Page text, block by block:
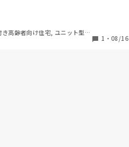
前のようにナース了解のもと介
やっぱりいけなかったんだ…で
きに今もやってるんだろう
高齢者向け住宅, ユニット型特
1 ・ 08/16